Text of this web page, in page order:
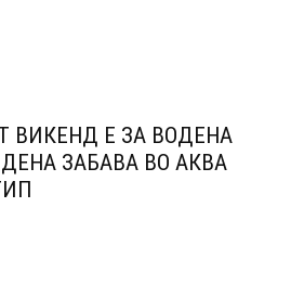
ВИКЕНД Е ЗА ВОДЕНА
ЗАБАВА ВО АКВА